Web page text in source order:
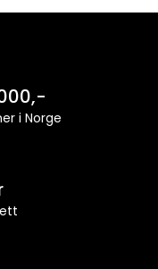
i Norge